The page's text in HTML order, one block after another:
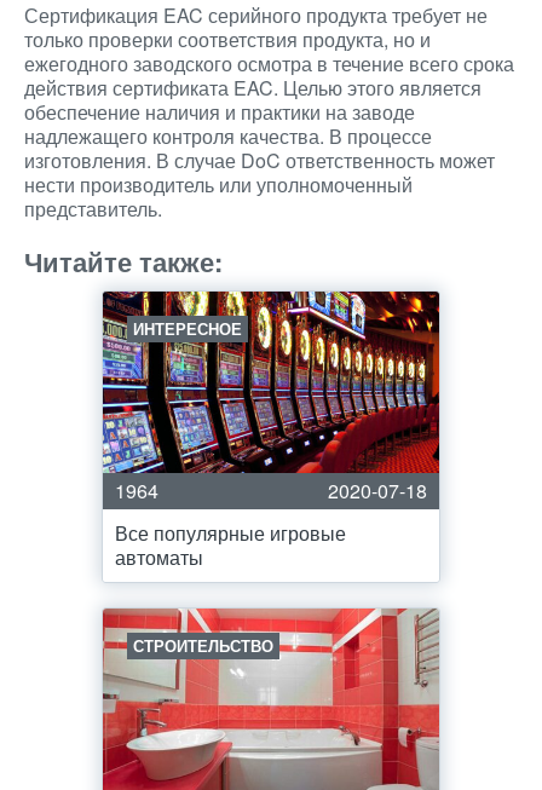
Сертификация EAC серийного продукта требует не
только проверки соответствия продукта, но и
ежегодного заводского осмотра в течение всего срока
действия сертификата EAC. Целью этого является
обеспечение наличия и практики на заводе
надлежащего контроля качества. В процессе
изготовления. В случае DoC ответственность может
нести производитель или уполномоченный
представитель.
Читайте также:
ИНТЕРЕСНОЕ
1964
2020-07-18
Все популярные игровые
автоматы
СТРОИТЕЛЬСТВО